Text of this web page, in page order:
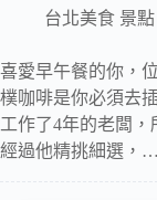
台北美食 景點
喜愛早午餐的你，
樸咖啡是你必須去
工作了4年的老闆，
經過他精挑細選，…